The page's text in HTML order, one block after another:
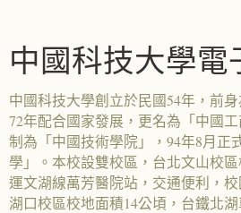
中國科技大學電
中國科技大學創立於民國54年，前
72年配合國家發展，更名為「中國
制為「中國技術學院」，94年8月正
學」。本校設雙校區，台北文山校
運文湖線萬芳醫院站，交通便利，
湖口校區校地面積14公頃，台鐵北